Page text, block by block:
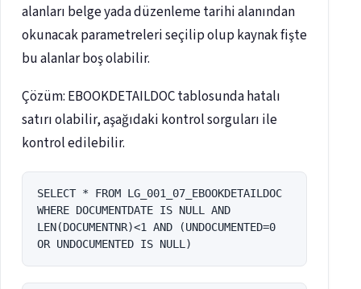
alanları belge yada düzenleme tarihi alanından
okunacak parametreleri seçilip olup kaynak fişte
bu alanlar boş olabilir.
Çözüm: EBOOKDETAILDOC tablosunda hatalı
satırı olabilir, aşağıdaki kontrol sorguları ile
kontrol edilebilir.
SELECT * FROM LG_001_07_EBOOKDETAILDOC
WHERE DOCUMENTDATE IS NULL AND
LEN(DOCUMENTNR)<1 AND (UNDOCUMENTED=0
OR UNDOCUMENTED IS NULL)